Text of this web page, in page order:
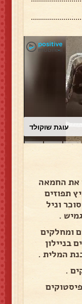
עוגת שוקולד
את החמאה
תפוזים
וניל
.
ומחלקים
בניילון
המלית .